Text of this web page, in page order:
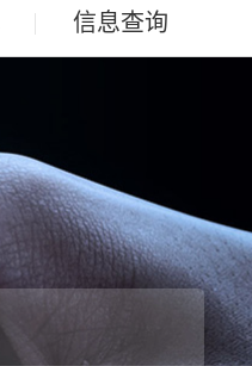
信息查询